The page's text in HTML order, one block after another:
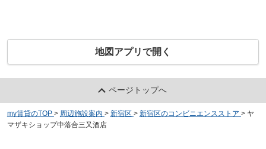
地図アプリで開く
ページトップへ
my賃貸のTOP > 周辺施設案内 > 新宿区 > 新宿区のコンビニエンスストア > ヤ
マザキショップ中落合三又酒店